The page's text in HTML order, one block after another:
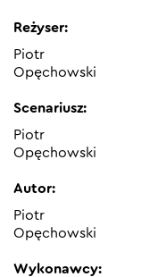
Reżyser:
Piotr
Opęchowski
Scenariusz:
Piotr
Opęchowski
Autor:
Piotr
Opęchowski
Wykonawcy: